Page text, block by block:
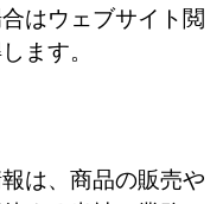
はウェブサイト閲
ます。
は、商品の販売や